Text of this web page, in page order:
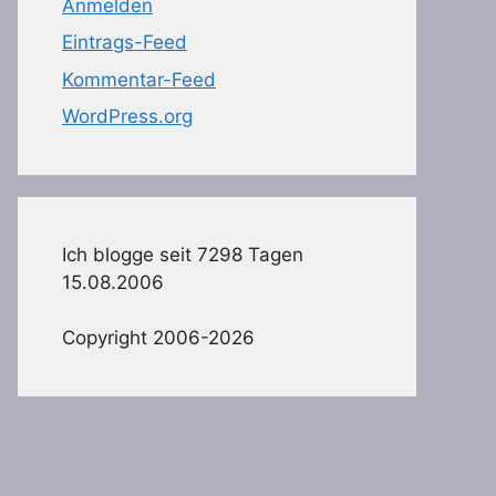
Anmelden
Eintrags-Feed
Kommentar-Feed
WordPress.org
Ich blogge seit 7298 Tagen
15.08.2006
Copyright 2006-2026